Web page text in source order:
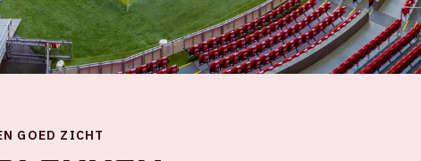
GOED ZICHT